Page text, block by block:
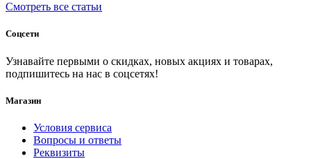
Смотреть все статьи
Соцсети
Узнавайте первыми о скидках, новых акциях и товарах,
подпишитесь на нас в соцсетях!
Магазин
Условия сервиса
Вопросы и ответы
Реквизиты